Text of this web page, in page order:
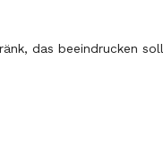
das beeindrucken soll